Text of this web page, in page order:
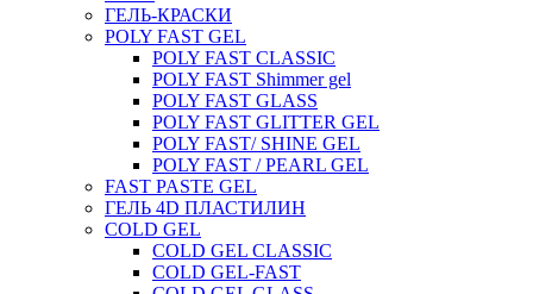
ГЕЛЬ-КРАСКИ
POLY FAST GEL
POLY FAST CLASSIC
POLY FAST Shimmer gel
POLY FAST GLASS
POLY FAST GLITTER GEL
POLY FAST/ SHINE GEL
POLY FAST / PEARL GEL
FAST PASTE GEL
ГЕЛЬ 4D ПЛАСТИЛИН
COLD GEL
COLD GEL CLASSIC
COLD GEL-FAST